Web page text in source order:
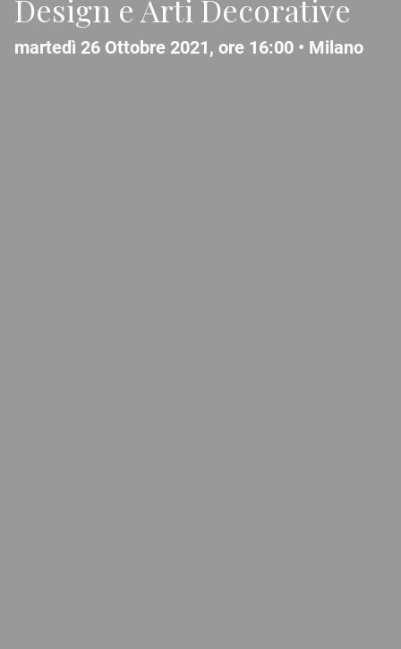
Design e Arti Decorative
martedì 26 Ottobre 2021, ore 16:00 • Milano